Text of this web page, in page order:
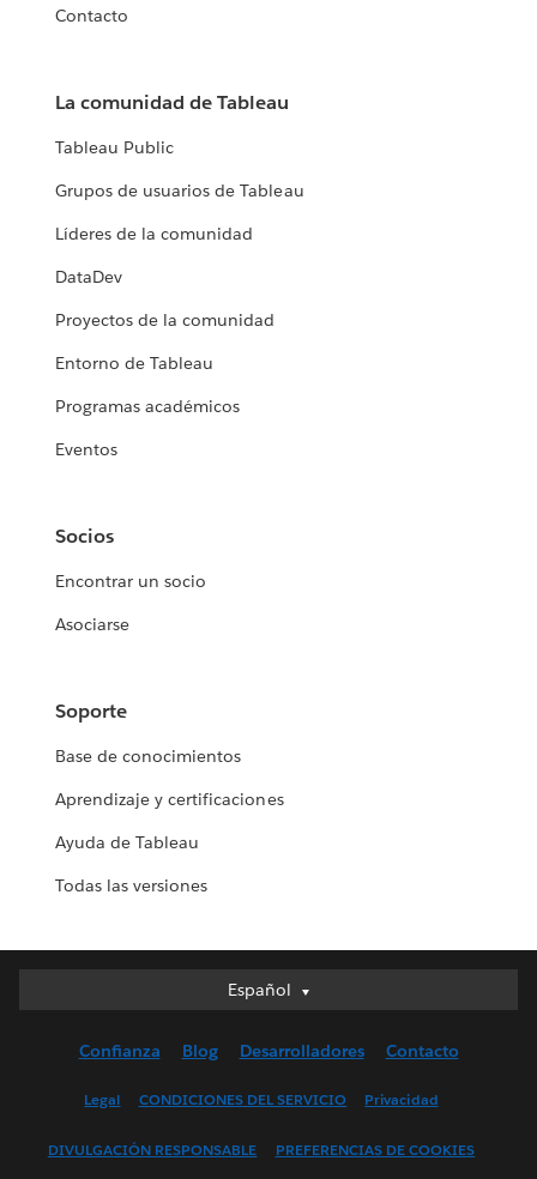
Contacto
La comunidad de Tableau
Tableau Public
Grupos de usuarios de Tableau
Líderes de la comunidad
DataDev
Proyectos de la comunidad
Entorno de Tableau
Programas académicos
Eventos
Socios
Encontrar un socio
Asociarse
Soporte
Base de conocimientos
Aprendizaje y certificaciones
Ayuda de Tableau
Todas las versiones
Español
Español
English (UK)
Français (France)
Confianza Blog Desarrolladores Contacto
Legal CONDICIONES DEL SERVICIO Privacidad
DIVULGACIÓN RESPONSABLE PREFERENCIAS DE COOKIES